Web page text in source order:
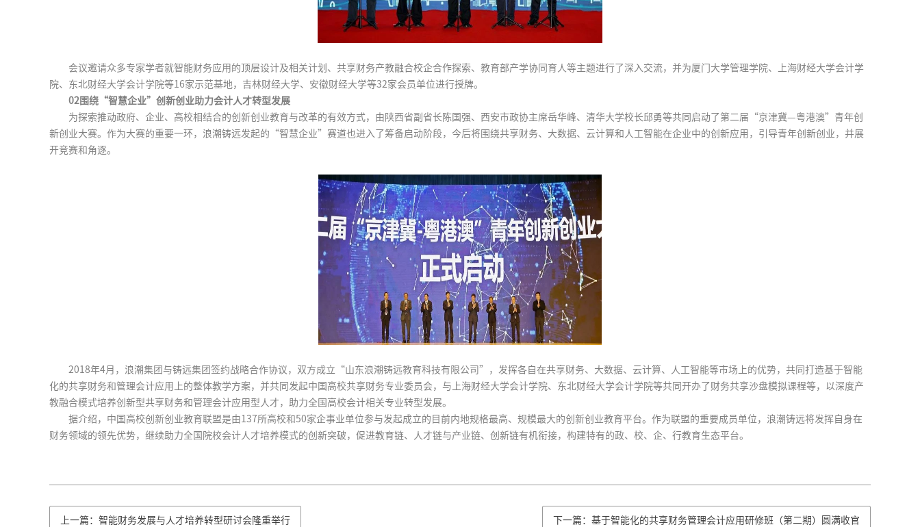
会议邀请众多专家学者就智能财务应用的顶层设计及相关计划、共享财务产教融合校企合作探索、教育部产学协同育人等主题进行了深入交流，并为厦门大学管理学院、上海财经大学会计学
院、东北财经大学会计学院等16家示范基地，吉林财经大学、安徽财经大学等32家会员单位进行授牌。
02围绕“智慧企业”创新创业助力会计人才转型发展
为探索推动政府、企业、高校相结合的创新创业教育与改革的有效方式，由陕西省副省长陈国强、西安市政协主席岳华峰、清华大学校长邱勇等共同启动了第二届“京津冀—粤港澳”青年创
新创业大赛。作为大赛的重要一环，浪潮铸远发起的“智慧企业”赛道也进入了筹备启动阶段，今后将围绕共享财务、大数据、云计算和人工智能在企业中的创新应用，引导青年创新创业，并展
开竞赛和角逐。
2018年4月，浪潮集团与铸远集团签约战略合作协议，双方成立“山东浪潮铸远教育科技有限公司”，发挥各自在共享财务、大数据、云计算、人工智能等市场上的优势，共同打造基于智能
化的共享财务和管理会计应用上的整体教学方案，并共同发起中国高校共享财务专业委员会，与上海财经大学会计学院、东北财经大学会计学院等共同开办了财务共享沙盘模拟课程等，以深度产
教融合模式培养创新型共享财务和管理会计应用型人才，助力全国高校会计相关专业转型发展。
据介绍，中国高校创新创业教育联盟是由137所高校和50家企事业单位参与发起成立的目前内地规格最高、规模最大的创新创业教育平台。作为联盟的重要成员单位，浪潮铸远将发挥自身在
财务领域的领先优势，继续助力全国院校会计人才培养模式的创新突破，促进教育链、人才链与产业链、创新链有机衔接，构建特有的政、校、企、行教育生态平台。
上一篇：智能财务发展与人才培养转型研讨会隆重举行 下一篇：基于智能化的共享财务管理会计应用研修班（第二期）圆满收官